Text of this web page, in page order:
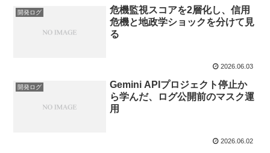
開発ログ
危機監視スコアを2層化し、信用
危機と地政学ショックを分けて見
る
2026.06.03
開発ログ
Gemini APIプロジェクト停止か
ら学んだ、ログ公開前のマスク運
用
2026.06.02